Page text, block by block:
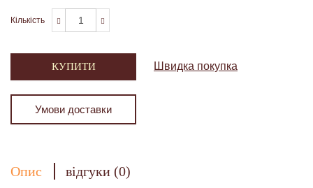
Кількість
КУПИТИ Швидка покупка
Умови доставки
Опис відгуки (0)